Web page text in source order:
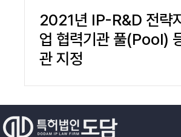
2021년 IP-R&D 전략
업 협력기관 풀(Pool)
관 지정